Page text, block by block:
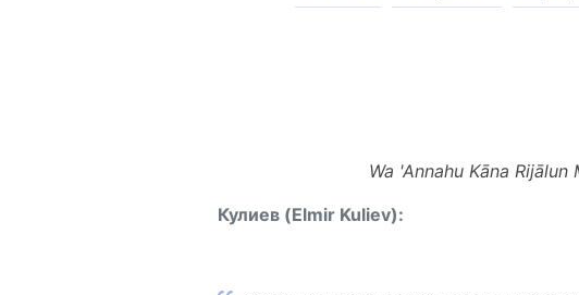
Wa 'Annahu Kāna
Кулиев (Elmir Kuliev):